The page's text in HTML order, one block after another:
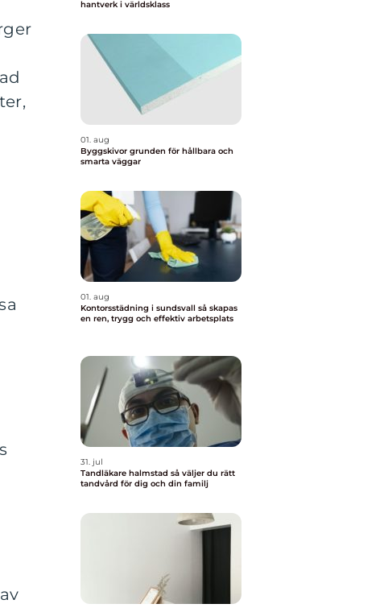
hantverk i världsklass
01. aug
Byggskivor grunden för hållbara och
smarta väggar
01. aug
Kontorsstädning i sundsvall så skapas
en ren, trygg och effektiv arbetsplats
31. jul
Tandläkare halmstad så väljer du rätt
tandvård för dig och din familj